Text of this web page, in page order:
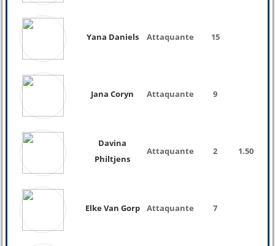
Yana Daniels Attaquante 15
Jana Coryn Attaquante 9
Davina
Philtjens
Attaquante 2 1.50
Elke Van Gorp Attaquante 7